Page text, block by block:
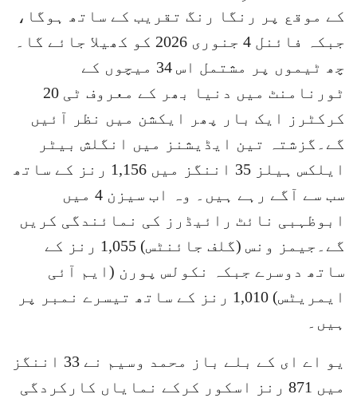
کے موقع پر رنگا رنگ تقریب کے ساتھ ہوگا،
جبکہ فائنل 4 جنوری 2026 کو کھیلا جائے گا۔
چھ ٹیموں پر مشتمل اس 34 میچوں کے
ٹورنامنٹ میں دنیا بھر کے معروف ٹی 20
کرکٹرز ایک بار پھر ایکشن میں نظر آئیں
گے۔گزشتہ تین ایڈیشنز میں انگلش بیٹر
ایلکس ہیلز 35 اننگز میں 1,156 رنز کے ساتھ
سب سے آگے رہے ہیں۔ وہ اب سیزن 4 میں
ابوظہبی نائٹ رائیڈرز کی نمائندگی کریں
گے۔جیمز ونس (گلف جائنٹس) 1,055 رنز کے
ساتھ دوسرے جبکہ نکولس پورن (ایم آئی
ایمریٹس) 1,010 رنز کے ساتھ تیسرے نمبر پر
ہیں۔
یو اے ای کے بلے باز محمد وسیم نے 33 اننگز
میں 871 رنز اسکور کرکے نمایاں کارکردگی